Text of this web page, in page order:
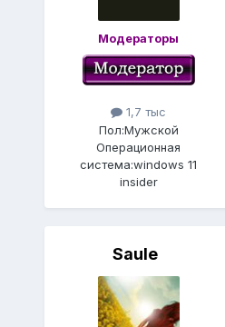
Модераторы
1,7 тыс
Пол:Мужской
Операционная
система:windows 11
insider
Saule